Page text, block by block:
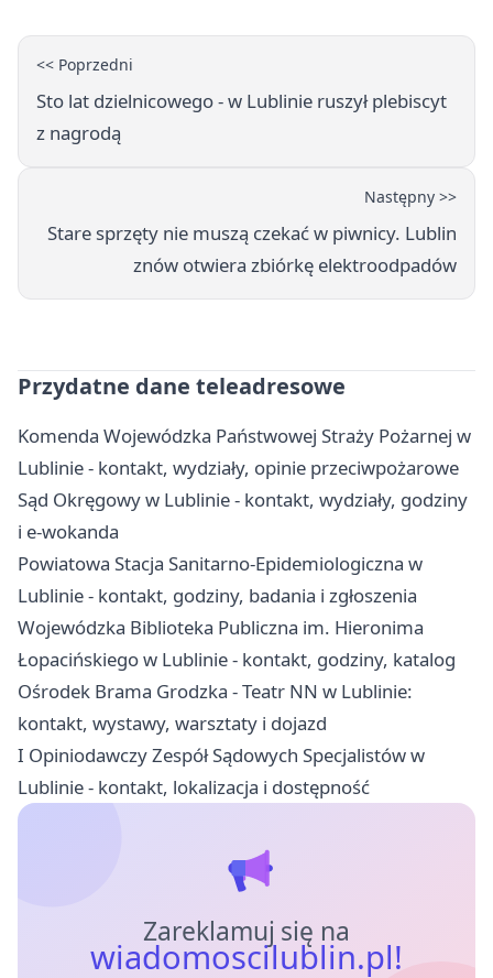
<< Poprzedni
Sto lat dzielnicowego - w Lublinie ruszył plebiscyt
z nagrodą
Następny >>
Stare sprzęty nie muszą czekać w piwnicy. Lublin
znów otwiera zbiórkę elektroodpadów
Przydatne dane teleadresowe
Komenda Wojewódzka Państwowej Straży Pożarnej w
Lublinie - kontakt, wydziały, opinie przeciwpożarowe
Sąd Okręgowy w Lublinie - kontakt, wydziały, godziny
i e-wokanda
Powiatowa Stacja Sanitarno-Epidemiologiczna w
Lublinie - kontakt, godziny, badania i zgłoszenia
Wojewódzka Biblioteka Publiczna im. Hieronima
Łopacińskiego w Lublinie - kontakt, godziny, katalog
Ośrodek Brama Grodzka - Teatr NN w Lublinie:
kontakt, wystawy, warsztaty i dojazd
I Opiniodawczy Zespół Sądowych Specjalistów w
Lublinie - kontakt, lokalizacja i dostępność
Zareklamuj się na
wiadomoscilublin.pl!